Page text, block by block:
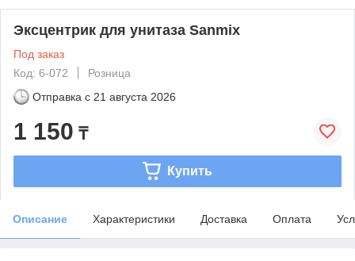
Эксцентрик для унитаза Sanmix
Под заказ
Код: 6-072
Розница
Отправка с 21 августа 2026
1 150 ₸
Купить
Описание Характеристики Доставка Оплата